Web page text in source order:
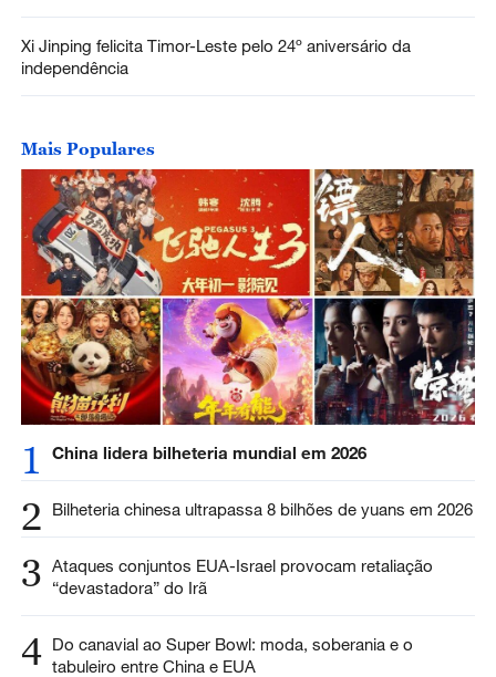
Xi Jinping felicita Timor-Leste pelo 24º aniversário da
independência
Mais Populares
1 China lidera bilheteria mundial em 2026
2 Bilheteria chinesa ultrapassa 8 bilhões de yuans em 2026
3 Ataques conjuntos EUA-Israel provocam retaliação
“devastadora” do Irã
4 Do canavial ao Super Bowl: moda, soberania e o
tabuleiro entre China e EUA